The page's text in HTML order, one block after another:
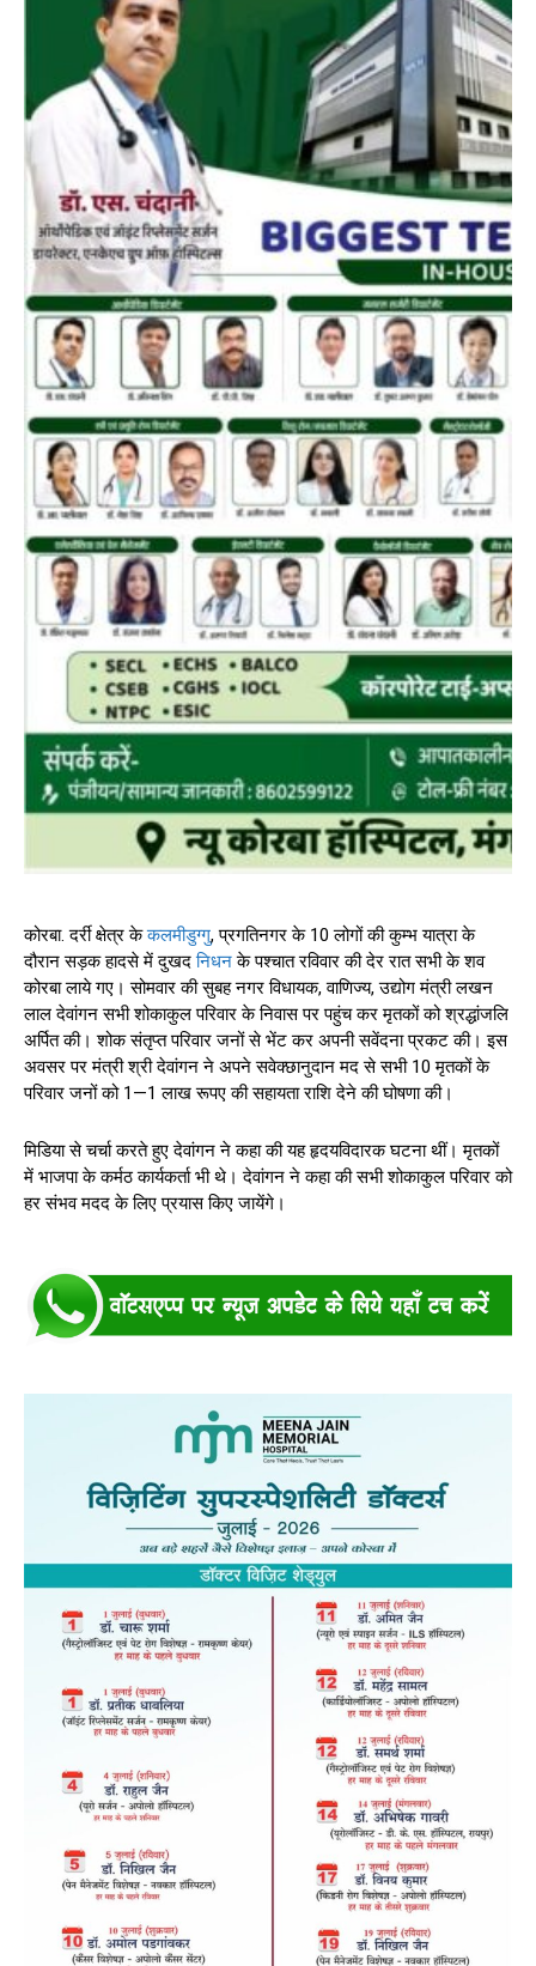
कोरबा. दर्री क्षेत्र केकलमीडुग्गु, प्रगतिनगर के 10 लोगों की कुम्भ यात्रा के
दौरान सड़क हादसे में दुखदनिधनके पश्चात रविवार की देर रात सभी के शव
कोरबा लाये गए। सोमवार की सुबह नगर विधायक, वाणिज्य, उद्योग मंत्री लखन
लाल देवांगन सभी शोकाकुल परिवार के निवास पर पहुंच कर मृतकों को श्रद्धांजलि
अर्पित की। शोक संतृप्त परिवार जनों से भेंट कर अपनी सवेंदना प्रकट की। इस
अवसर पर मंत्री श्री देवांगन ने अपने सवेक्छानुदान मद से सभी 10 मृतकों के
परिवार जनों को 1—1 लाख रूपए की सहायता राशि देने की घोषणा की।
मिडिया से चर्चा करते हुए देवांगन ने कहा की यह हृदयविदारक घटना थीं। मृतकों
में भाजपा के कर्मठ कार्यकर्ता भी थे। देवांगन ने कहा की सभी शोकाकुल परिवार को
हर संभव मदद के लिए प्रयास किए जायेंगे।